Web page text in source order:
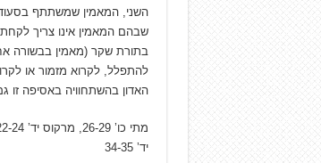
השני, המאמין שמשתתף
שבהם המאמין אינו צריך
בתורת שקר (מאמין בבשורה
להתפלל, לקרוא מזמור או
האדון בהשתחוויה באסיפה
יד’ 34-35